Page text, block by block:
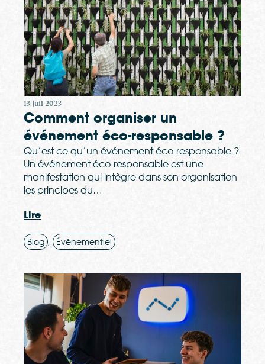
13 Juil 2023
Comment organiser un
événement éco-responsable ?
Qu’est ce qu’un événement éco-responsable ?
Un événement éco-responsable est une
manifestation qui intègre dans son organisation
les principes du…
Lire
Blog , Événementiel